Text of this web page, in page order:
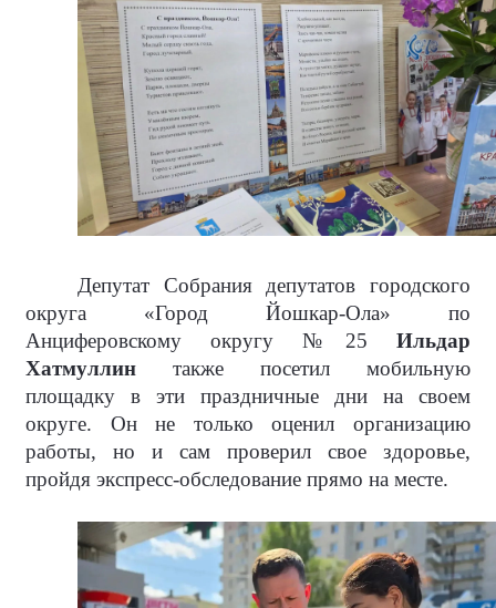
Депутат Собрания депутатов городского
округа «Город Йошкар-Ола» по
Анциферовскому округу №25 Ильдар
Хатмуллин также посетил мобильную
площадку в эти праздничные дни на своем
округе. Он не только оценил организацию
работы, но и сам проверил свое здоровье,
пройдя экспресс-обследование прямо на месте.